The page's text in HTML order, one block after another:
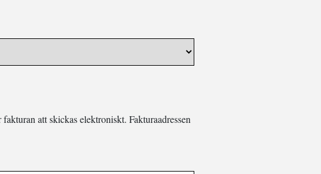
att skickas elektroniskt. Fakturaadressen